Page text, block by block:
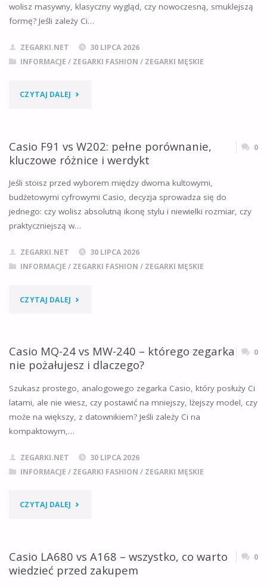
–
WYBORZE"
wolisz masywny, klasyczny wygląd, czy nowoczesną, smuklejszą
formę? Jeśli zależy Ci…
ZEGARKI.NET
30 LIPCA 2026
INFORMACJE / ZEGARKI FASHION / ZEGARKI MĘSKIE
CZYTAJ DALEJ "CASIO
100
VS
GA-
2100
I
Casio F91 vs W202: pełne porównanie,
kluczowe różnice i werdykt
0
Jeśli stoisz przed wyborem między dwoma kultowymi,
budżetowymi cyfrowymi Casio, decyzja sprowadza się do
jednego: czy wolisz absolutną ikonę stylu i niewielki rozmiar, czy
praktyczniejszą w…
ZEGARKI.NET
30 LIPCA 2026
INFORMACJE / ZEGARKI FASHION / ZEGARKI MĘSKIE
CZYTAJ DALEJ "CASIO
VS
W202:
PEŁNE
PORÓWNANIE,
Casio MQ-24 vs MW-240 – którego zegarka
nie pożałujesz i dlaczego?
0
Szukasz prostego, analogowego zegarka Casio, który posłuży Ci
latami, ale nie wiesz, czy postawić na mniejszy, lżejszy model, czy
może na większy, z datownikiem? Jeśli zależy Ci na
kompaktowym,…
ZEGARKI.NET
30 LIPCA 2026
INFORMACJE / ZEGARKI FASHION / ZEGARKI MĘSKIE
CZYTAJ DALEJ "CASIO
24
VS
Casio LA680 vs A168 – wszystko, co warto
wiedzieć przed zakupem
0